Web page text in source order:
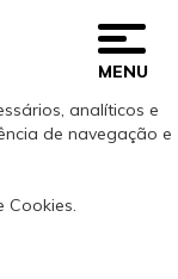
de cookies
analíticos e
de navegação e
Cookies.
MENU